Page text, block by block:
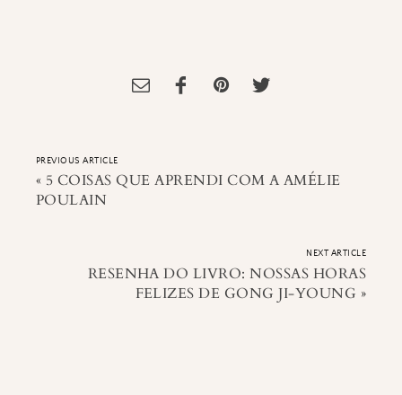
PREVIOUS ARTICLE
« 5 COISAS QUE APRENDI COM A AMÉLIE
POULAIN
NEXT ARTICLE
RESENHA DO LIVRO: NOSSAS HORAS
FELIZES DE GONG JI-YOUNG »